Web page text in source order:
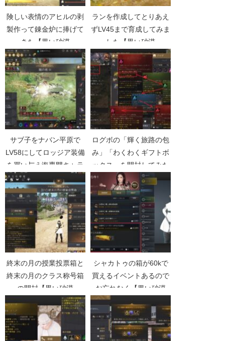
険しい表情のアヒルの剥
製作って錬金炉に捧げて
きた【黒い砂漠
Part3552】
ランを作成してとりあえ
ずLV45まで育成してみま
した【黒い砂漠
Part1882】
サブ子をナバン平原で
LV58にしてロッジア装備
を買い与え海専門キャラ
化【無課金新規で黒い砂
漠Part027】
ログボの「輝く旅路の包
み」「わくわくギフトボ
ックス」を開封してみた
結果【黒い砂漠
Part5079】
終末の月の授業投票箱と
終末の月のクラス称号箱
の開封【黒い砂漠
Part5046】
シャカトゥの箱が60kで
買えるイベントあるので
お忘れなく【黒い砂漠
Part3536】